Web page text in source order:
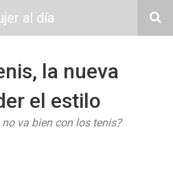
al día
la nueva
el estilo
va bien con los tenis?